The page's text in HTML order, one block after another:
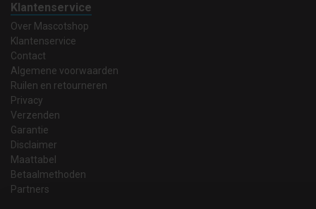
Klantenservice
Over Mascotshop
Klantenservice
Contact
Algemene voorwaarden
Ruilen en retourneren
Privacy
Verzenden
Garantie
Disclaimer
Maattabel
Betaalmethoden
Partners